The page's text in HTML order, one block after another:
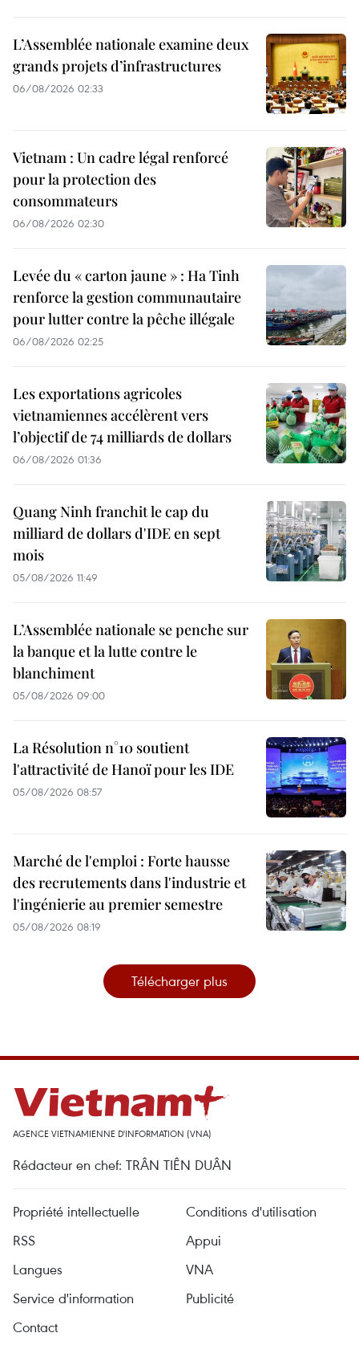
L’Assemblée nationale examine deux
grands projets d’infrastructures
06/08/2026 02:33
Vietnam : Un cadre légal renforcé
pour la protection des
consommateurs
06/08/2026 02:30
Levée du « carton jaune » : Ha Tinh
renforce la gestion communautaire
pour lutter contre la pêche illégale
06/08/2026 02:25
Les exportations agricoles
vietnamiennes accélèrent vers
l’objectif de 74 milliards de dollars
06/08/2026 01:36
Quang Ninh franchit le cap du
milliard de dollars d'IDE en sept
mois
05/08/2026 11:49
L’Assemblée nationale se penche sur
la banque et la lutte contre le
blanchiment
05/08/2026 09:00
La Résolution n°10 soutient
l'attractivité de Hanoï pour les IDE
05/08/2026 08:57
Marché de l'emploi : Forte hausse
des recrutements dans l'industrie et
l'ingénierie au premier semestre
05/08/2026 08:19
Télécharger plus
AGENCE VIETNAMIENNE D'INFORMATION (VNA)
Rédacteur en chef: TRÂN TIÊN DUÂN
Propriété intellectuelle
Conditions d'utilisation
RSS
Appui
Langues
VNA
Service d'information
Publicité
Contact